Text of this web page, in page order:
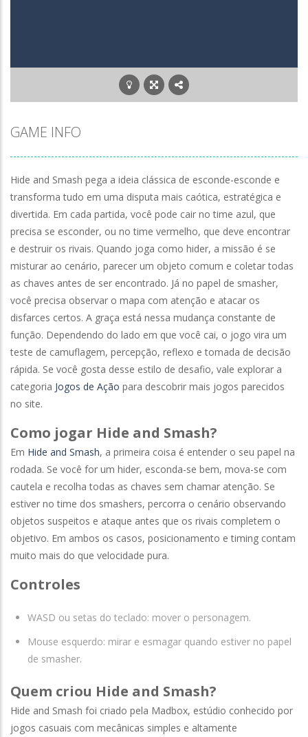
Poor Bunny-Poor Bunny é um dos destaques
GAME INFO
Hide and Smash pega a ideia clássica de esconde-esconde e
transforma tudo em uma disputa mais caótica, estratégica e
divertida. Em cada partida, você pode cair no time azul, que
precisa se esconder, ou no time vermelho, que deve encontrar
e destruir os rivais. Quando joga como hider, a missão é se
misturar ao cenário, parecer um objeto comum e coletar todas
as chaves antes de ser encontrado. Já no papel de smasher,
você precisa observar o mapa com atenção e atacar os
disfarces certos. A graça está nessa mudança constante de
função. Dependendo do lado em que você cai, o jogo vira um
teste de camuflagem, percepção, reflexo e tomada de decisão
rápida. Se você gosta desse estilo de desafio, vale explorar a
categoria Jogos de Ação para descobrir mais jogos parecidos
no site.
Como jogar Hide and Smash?
Em Hide and Smash, a primeira coisa é entender o seu papel na
rodada. Se você for um hider, esconda-se bem, mova-se com
cautela e recolha todas as chaves sem chamar atenção. Se
estiver no time dos smashers, percorra o cenário observando
objetos suspeitos e ataque antes que os rivais completem o
objetivo. Em ambos os casos, posicionamento e timing contam
muito mais do que velocidade pura.
Controles
WASD ou setas do teclado: mover o personagem.
Mouse esquerdo: mirar e esmagar quando estiver no papel
de smasher.
Quem criou Hide and Smash?
Hide and Smash foi criado pela Madbox, estúdio conhecido por
jogos casuais com mecânicas simples e altamente